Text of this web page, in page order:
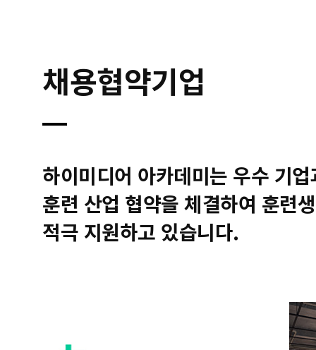
채용협약기업
하이미디어 아카데미는 우수 기
훈련 산업 협약을 체결하여 훈련
적극 지원하고 있습니다.